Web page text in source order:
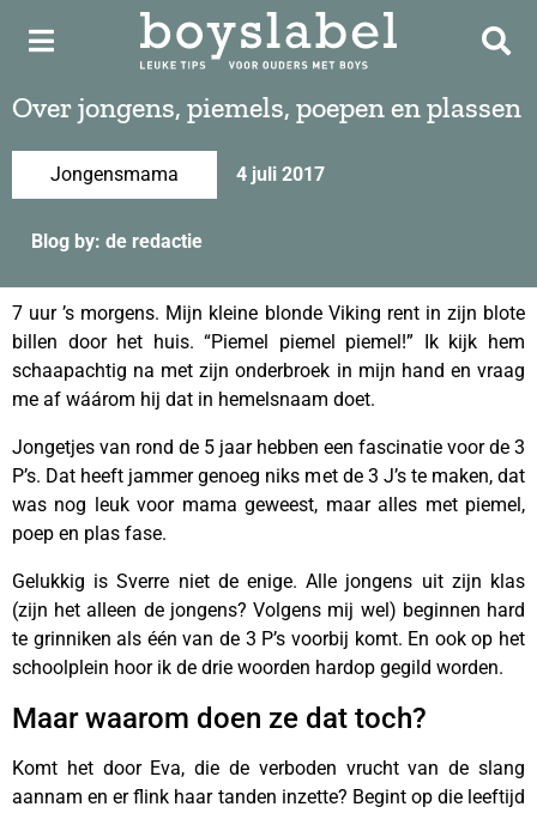
Over jongens, piemels, poepen en plassen
Jongensmama 4 juli 2017
Blog by: de redactie
7 uur ’s morgens. Mijn kleine blonde Viking rent in zijn blote
billen door het huis. “Piemel piemel piemel!” Ik kijk hem
schaapachtig na met zijn onderbroek in mijn hand en vraag
me af wáárom hij dat in hemelsnaam doet.
Jongetjes van rond de 5 jaar hebben een fascinatie voor de 3
P’s. Dat heeft jammer genoeg niks met de 3 J’s te maken, dat
was nog leuk voor mama geweest, maar alles met piemel,
poep en plas fase.
Gelukkig is Sverre niet de enige. Alle jongens uit zijn klas
(zijn het alleen de jongens? Volgens mij wel) beginnen hard
te grinniken als één van de 3 P’s voorbij komt. En ook op het
schoolplein hoor ik de drie woorden hardop gegild worden.
Maar waarom doen ze dat toch?
Komt het door Eva, die de verboden vrucht van de slang
aannam en er flink haar tanden inzette? Begint op die leeftijd